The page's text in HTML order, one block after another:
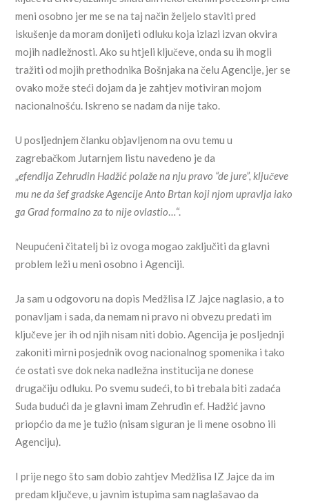
meni osobno jer me se na taj način željelo staviti pred
iskušenje da moram donijeti odluku koja izlazi izvan okvira
mojih nadležnosti. Ako su htjeli ključeve, onda su ih mogli
tražiti od mojih prethodnika Bošnjaka na čelu Agencije, jer se
ovako može steći dojam da je zahtjev motiviran mojom
nacionalnošću. Iskreno se nadam da nije tako.
U posljednjem članku objavljenom na ovu temu u
zagrebačkom Jutarnjem listu navedeno je da
„efendija Zehrudin Hadžić polaže na nju pravo “de jure”, ključeve
mu ne da šef gradske Agencije Anto Brtan koji njom upravlja iako
ga Grad formalno za to nije ovlastio…“.
Neupućeni čitatelj bi iz ovoga mogao zaključiti da glavni
problem leži u meni osobno i Agenciji.
Ja sam u odgovoru na dopis Medžlisa IZ Jajce naglasio, a to
ponavljam i sada, da nemam ni pravo ni obvezu predati im
ključeve jer ih od njih nisam niti dobio. Agencija je posljednji
zakoniti mirni posjednik ovog nacionalnog spomenika i tako
će ostati sve dok neka nadležna institucija ne donese
drugačiju odluku. Po svemu sudeći, to bi trebala biti zadaća
Suda budući da je glavni imam Zehrudin ef. Hadžić javno
priopćio da me je tužio (nisam siguran je li mene osobno ili
Agenciju).
I prije nego što sam dobio zahtjev Medžlisa IZ Jajce da im
predam ključeve, u javnim istupima sam naglašavao da